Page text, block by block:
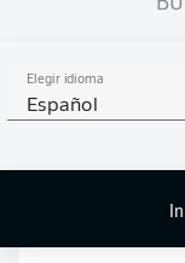
Elegir idioma
Español